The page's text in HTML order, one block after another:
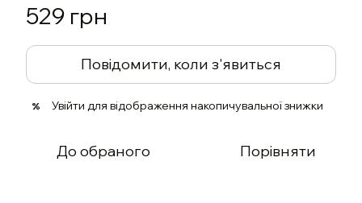
529 грн
Повідомити, коли з'явиться
% Увійти для відображення накопичувальної знижки
До обраного Порівняти